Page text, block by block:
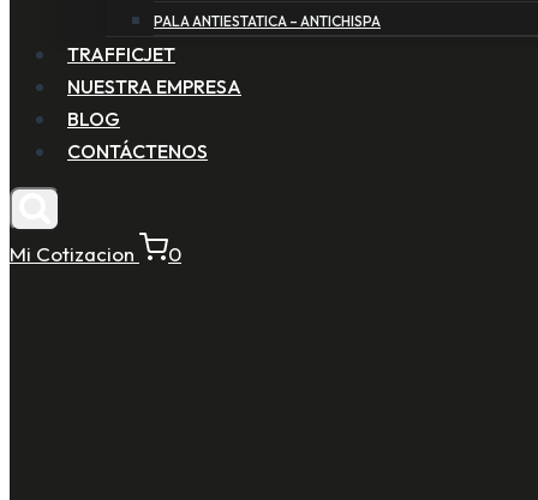
PALA ANTIESTATICA – ANTICHISPA
TRAFFICJET
NUESTRA EMPRESA
BLOG
CONTÁCTENOS
Mi Cotizacion 0